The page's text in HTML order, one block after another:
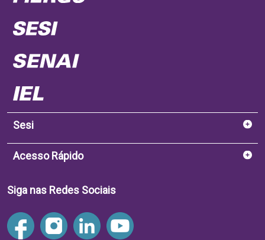
Sesi
Acesso Rápido
Siga nas Redes Sociais